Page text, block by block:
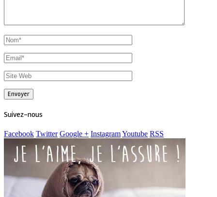
Suivez-nous
Facebook Twitter Google + InstagramYoutube RSS